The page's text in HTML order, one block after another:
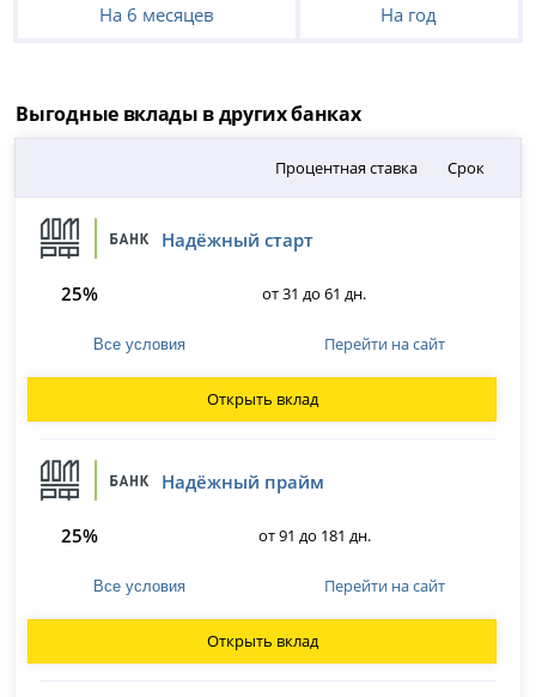
На 6 месяцев На год
Выгодные вклады в других банках
Процентная ставка Срок
Надёжный старт
25% от 31 до 61 дн.
Все условия Перейти на сайт
Открыть вклад
Надёжный прайм
25% от 91 до 181 дн.
Все условия Перейти на сайт
Открыть вклад